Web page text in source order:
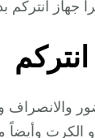
جهاز
الكرت وأيضاً